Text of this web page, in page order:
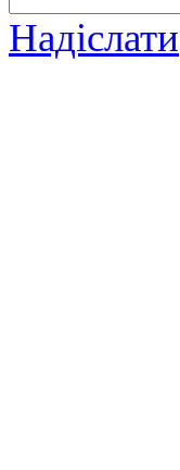
Надіслати